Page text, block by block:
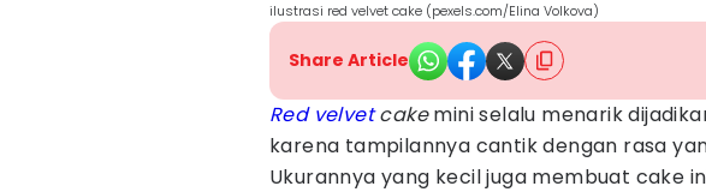
ilustrasi red velvet cake (pexels.com/Elina Volkova)
Share Article
Red velvetcakemini selalu menarik
karena tampilannya cantik dengan rasa
Ukurannya yang kecil juga membuat cake